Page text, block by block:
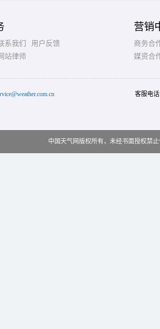
系我们
用户反馈
站律师
营销
商务合
媒资合
客服电
中国天气网版权所有，未经书面授权